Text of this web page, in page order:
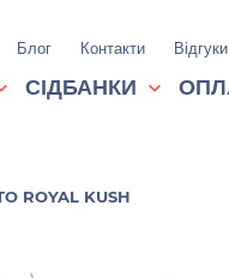
Блог Контакти Відгуки
СІДБАНКИ
ROYAL KUSH